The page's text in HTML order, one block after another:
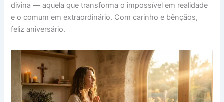
divina — aquela que transforma o impossível em realidade
e o comum em extraordinário. Com carinho e bênçãos,
feliz aniversário.